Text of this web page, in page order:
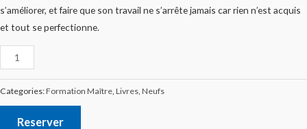
s’améliorer, et faire que son travail ne s’arrête jamais car rien n’est acquis
et tout se perfectionne.
Categories:Formation Maître Livres Neufs
Reserver